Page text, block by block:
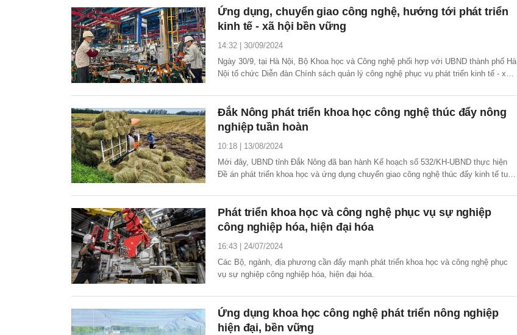
Ứng dụng, chuyển giao công nghệ, hướng tới phát triển
kinh tế - xã hội bền vững
14:32 | 30/09/2024
Ngày 30/9, tại Hà Nội, Bộ Khoa học và Công nghệ phối hợp với UBND thành phố Hà
Nội tổ chức Diễn đàn Chính sách quản lý công nghệ phục vụ phát triển kinh tế - xã
Đắk Nông phát triển khoa học công nghệ thúc đẩy nông
nghiệp tuần hoàn
10:18 | 13/08/2024
Mới đây, UBND tỉnh Đắk Nông đã ban hành Kế hoạch số 532/KH-UBND thực hiện
Đề án phát triển khoa học và ứng dụng chuyển giao công nghệ thúc đẩy kinh tế tuần
Phát triển khoa học và công nghệ phục vụ sự nghiệp
công nghiệp hóa, hiện đại hóa
16:43 | 24/07/2024
Các Bộ, ngành, địa phương cần đẩy mạnh phát triển khoa học và công nghệ phục
vụ sự nghiệp công nghiệp hóa, hiện đại hóa.
Ứng dụng khoa học công nghệ phát triển nông nghiệp
hiện đại, bền vững